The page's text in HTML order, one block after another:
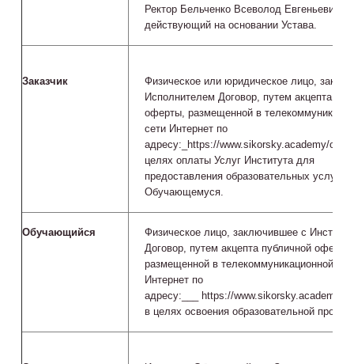
Ректор Бельченко Всеволод Евгеньевич,
действующий на основании Устава.
Заказчик
Физическое или юридическое лицо,
Исполнителем Договор, путем акцепта
оферты, размещенной в
сети Интернет по
адресу:_https://www.sikorsky.academy/
целях оплаты Услуг Института для
предоставления образовательных услуг
Обучающемуся.
Обучающийся
Физическое лицо, заключившее с
Договор, путем акцепта публичной оферты,
размещенной в телекоммуникационной
Интернет по
адресу:___ https://www.sikorsky.academy/
в целях освоения образовательной